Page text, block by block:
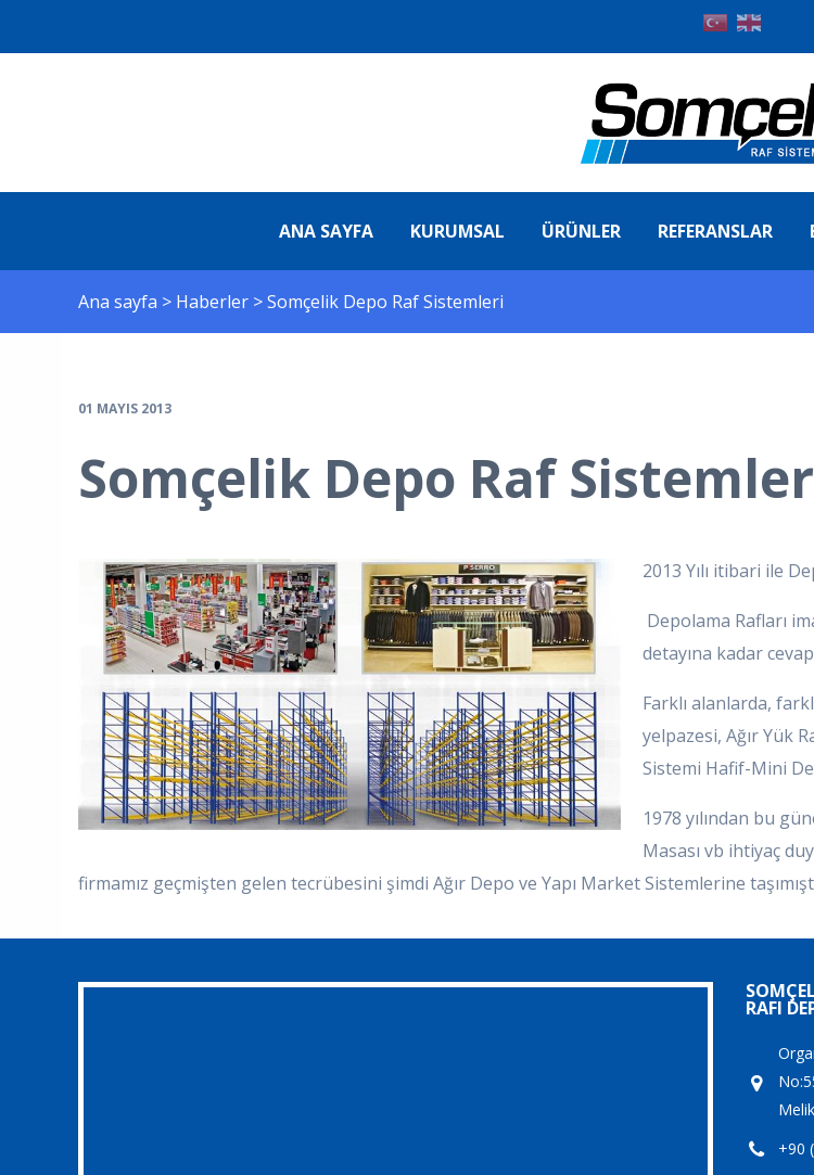
ANA SAYFA KURUMSAL ÜRÜNLER REFERANSLAR
Ana sayfa > Haberler >Somçelik Depo Raf Sistemleri
01 MAYIS 2013
Somçelik Depo Raf
2013 Yılı itibari ile
Depolama Rafları
detayına kadar
Farklı alanlarda,
yelpazesi, Ağır Yük
Sistemi Hafif-Mini
1978 yılından bu
Masası vb ihtiyaç
firmamız geçmişten gelen tecrübesini şimdi Ağır Depo ve Yapı Market Sistemlerine
RAFI
+90